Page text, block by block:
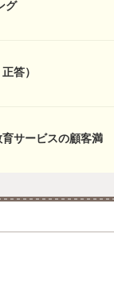
グ
答）
育サービスの顧客満